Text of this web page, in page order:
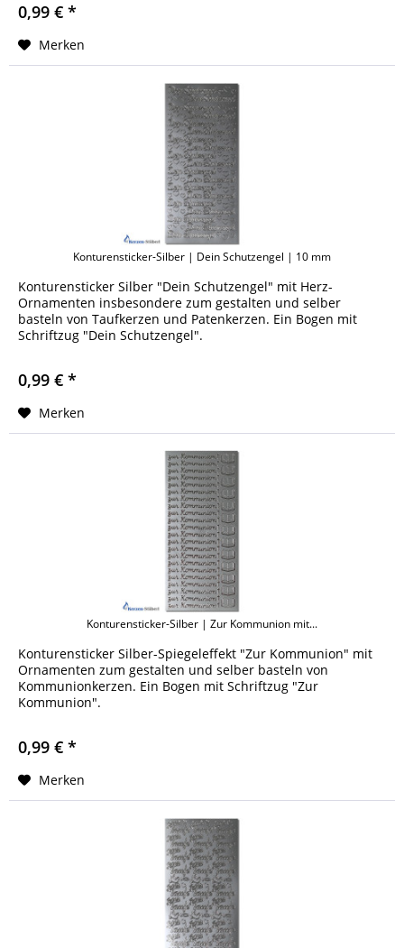
0,99 € *
Merken
Konturensticker-Silber | Dein Schutzengel | 10 mm
Konturensticker Silber "Dein Schutzengel" mit Herz-
Ornamenten insbesondere zum gestalten und selber
basteln von Taufkerzen und Patenkerzen. Ein Bogen mit
Schriftzug "Dein Schutzengel".
0,99 € *
Merken
Konturensticker-Silber | Zur Kommunion mit...
Konturensticker Silber-Spiegeleffekt "Zur Kommunion" mit
Ornamenten zum gestalten und selber basteln von
Kommunionkerzen. Ein Bogen mit Schriftzug "Zur
Kommunion".
0,99 € *
Merken